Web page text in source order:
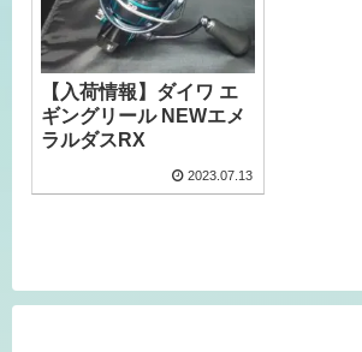
【入荷情報】ダイワ エ
ギングリール NEWエメ
ラルダスRX
2023.07.13